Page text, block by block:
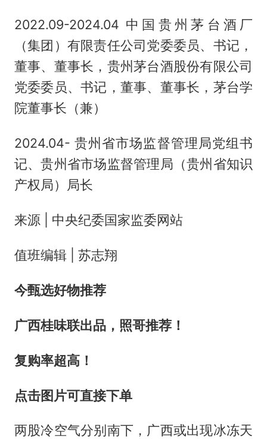
2022.09-2024.04 中国贵州茅台酒厂
（集团）有限责任公司党委委员、书记，
董事、董事长，贵州茅台酒股份有限公司
党委委员、书记，董事、董事长，茅台学
院董事长（兼）
2024.04- 贵州省市场监督管理局党组书
记、贵州省市场监督管理局（贵州省知识
产权局）局长
来源 | 中央纪委国家监委网站
值班编辑 | 苏志翔
今甄选好物推荐
广西桂味联出品，照哥推荐！
复购率超高！
点击图片可直接下单
两股冷空气分别南下，广西或出现冰冻天